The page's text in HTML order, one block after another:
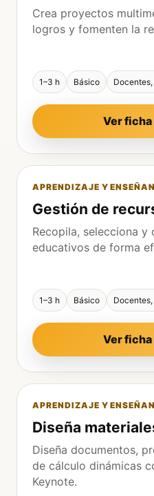
Crea proyectos
logros y fomenten la
1–3 h Básico
Ver
APRENDIZAJE Y
Gestión de
Recopila, selecciona y
educativos de forma
1–3 h Básico
Ver
APRENDIZAJE Y
Diseña
Diseña documentos,
de cálculo dinámicas
Keynote.